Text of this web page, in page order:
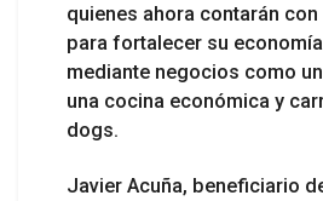
quienes ahora contarán
para fortalecer su
mediante negocios como
una cocina económica y
dogs.
Javier Acuña, beneficiario